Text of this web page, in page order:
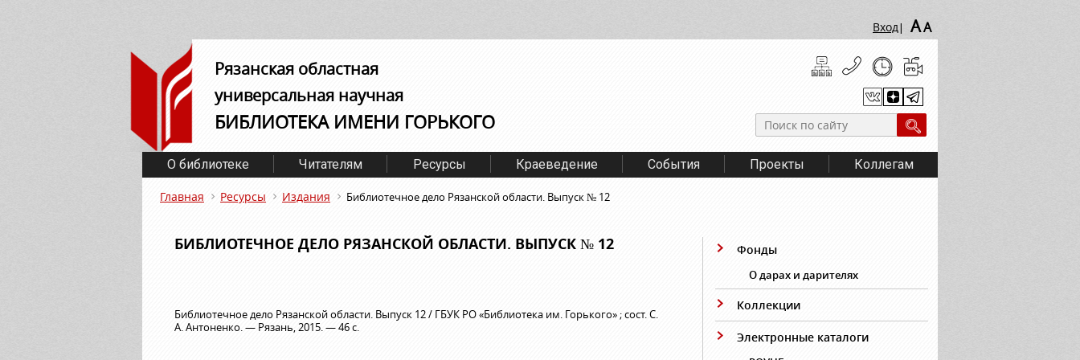
Вход| AA
Рязанская областная
универсальная научная
БИБЛИОТЕКА ИМЕНИ ГОРЬКОГО
О библиотеке Читателям Ресурсы Краеведение События Проекты Коллегам
Главная Ресурсы Издания Библиотечное дело Рязанской области. Выпуск № 12
БИБЛИОТЕЧНОЕ ДЕЛО РЯЗАНСКОЙ ОБЛАСТИ. ВЫПУСК № 12
Библиотечное дело Рязанской области. Выпуск 12 / ГБУК РО «Библиотека им. Горького» ; сост. С.
А. Антоненко. — Рязань, 2015. — 46 с.
Фонды
О дарах и дарителях
Коллекции
Электронные каталоги